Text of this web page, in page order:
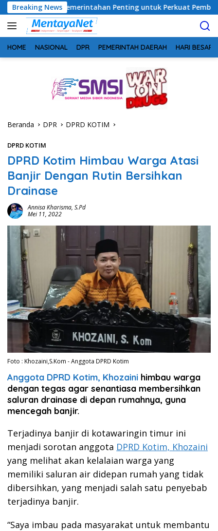
Langsung
ke
konten
Breaking NewsPenting untuk Perkuat Pembangunan Desa
HOME NASIONAL DPR PEMERINTAH DAERAH HARI BESAR
Beranda DPR DPRD KOTIM
DPRD KOTIM
DPRD Kotim Himbau Warga Atasi
Banjir Dengan Rutin Bersihkan
Drainase
Annisa Kharisma, S.Pd
Mei 11, 2022
Foto : Khozaini,S.Kom - Anggota DPRD Kotim
Anggota DPRD Kotim, Khozaini himbau warga
dengan tegas agar senantiasa membersihkan
saluran drainase di depan rumahnya, guna
mencegah banjir.
Terjadinya banjir di kotawaringin timur ini
menjadi sorotan anggota DPRD Kotim, Khozaini
yang melihat akan kelalaian warga yang
memiliki saluran air didepan rumah yang tidak
dibersihkan, yang menjadi salah satu penyebab
terjadinya banjir.
“Saya imbau pada masyarakat untuk membantu